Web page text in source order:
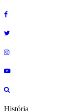
História